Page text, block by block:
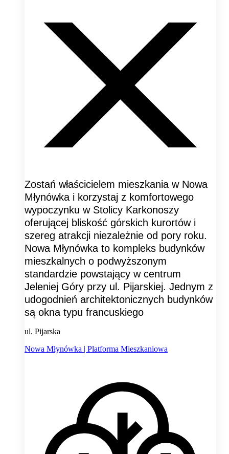
Zostań właścicielem mieszkania w Nowa
Młynówka i korzystaj z komfortowego
wypoczynku w Stolicy Karkonoszy
oferującej bliskość górskich kurortów i
szereg atrakcji niezależnie od pory roku.
Nowa Młynówka to kompleks budynków
mieszkalnych o podwyższonym
standardzie powstający w centrum
Jeleniej Góry przy ul. Pijarskiej. Jednym z
udogodnień architektonicznych budynków
są okna typu francuskiego
ul. Pijarska
Nowa Młynówka | Platforma Mieszkaniowa